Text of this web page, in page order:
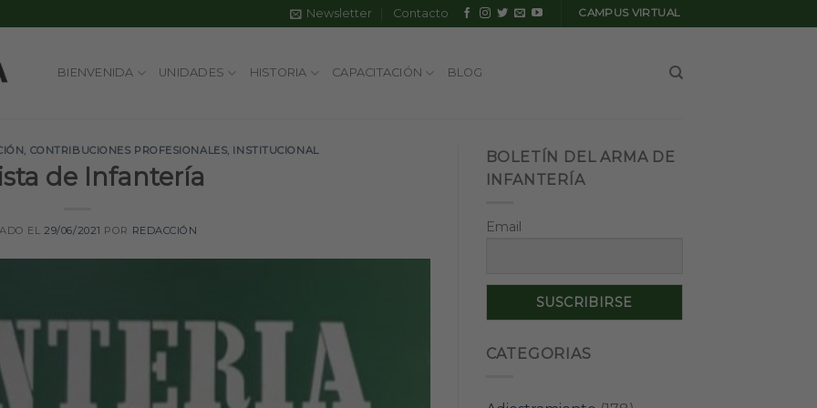
Newsletter Contacto CAMPUS VIRTUAL
BIENVENIDA UNIDADES HISTORIA CAPACITACIÓN BLOG
, CONTRIBUCIONES PROFESIONALES, INSTITUCIONAL
de Infantería
EL 29/06/2021 POR REDACCIÓN
BOLETÍN DEL ARMA DE
INFANTERÍA
Email
CATEGORIAS